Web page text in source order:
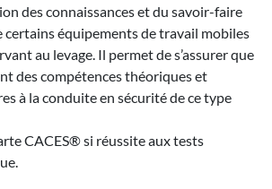
des connaissances et du savoir-faire
certains équipements de travail mobiles
au levage. Il permet de s’assurer que
des compétences théoriques et
à la conduite en sécurité de ce type
CACES® si réussite aux tests